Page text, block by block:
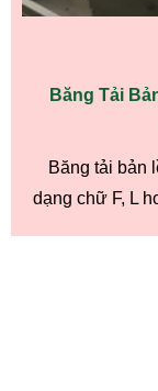
Băng Tải
Băng tải bản
dạng chữ F, L